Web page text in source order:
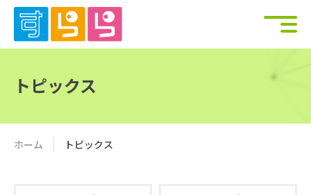
トピックス
ホーム トピックス